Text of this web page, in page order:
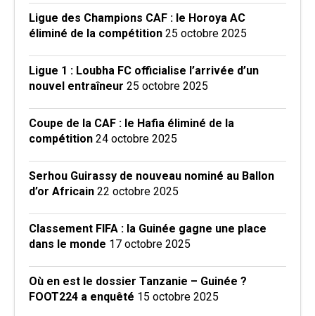
Ligue des Champions CAF : le Horoya AC
éliminé de la compétition 25 octobre 2025
Ligue 1 : Loubha FC officialise l’arrivée d’un
nouvel entraîneur 25 octobre 2025
Coupe de la CAF : le Hafia éliminé de la
compétition 24 octobre 2025
Serhou Guirassy de nouveau nominé au Ballon
d’or Africain 22 octobre 2025
Classement FIFA : la Guinée gagne une place
dans le monde 17 octobre 2025
Où en est le dossier Tanzanie – Guinée ?
FOOT224 a enquêté 15 octobre 2025